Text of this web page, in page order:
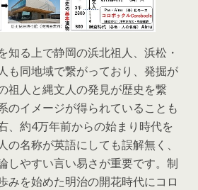
知る上で静岡の浜北祖人、浜松・
も同地域で繋がっており、発掘が
祖人と縄文人の発見が歴史を繋
のイメージが得られていることも
、約4万年前からの始まり時代を
の名称が英語にしても誤解無く、
しやすい言い易さが重要です。制
みを始めた明治の開花時代にコロ